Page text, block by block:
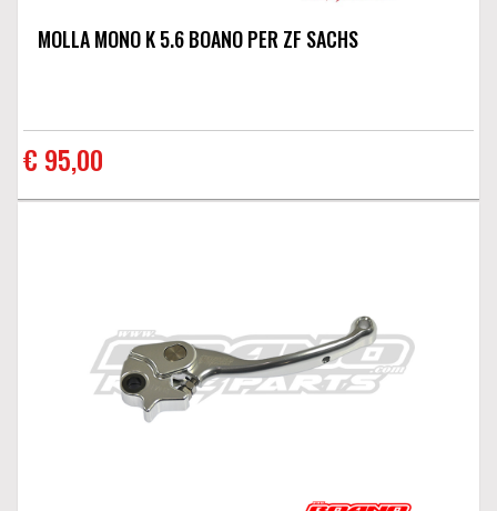
MOLLA MONO K 5.6 BOANO PER ZF SACHS
€ 95,00